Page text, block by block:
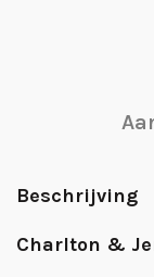
Beschrijving
Charlton &